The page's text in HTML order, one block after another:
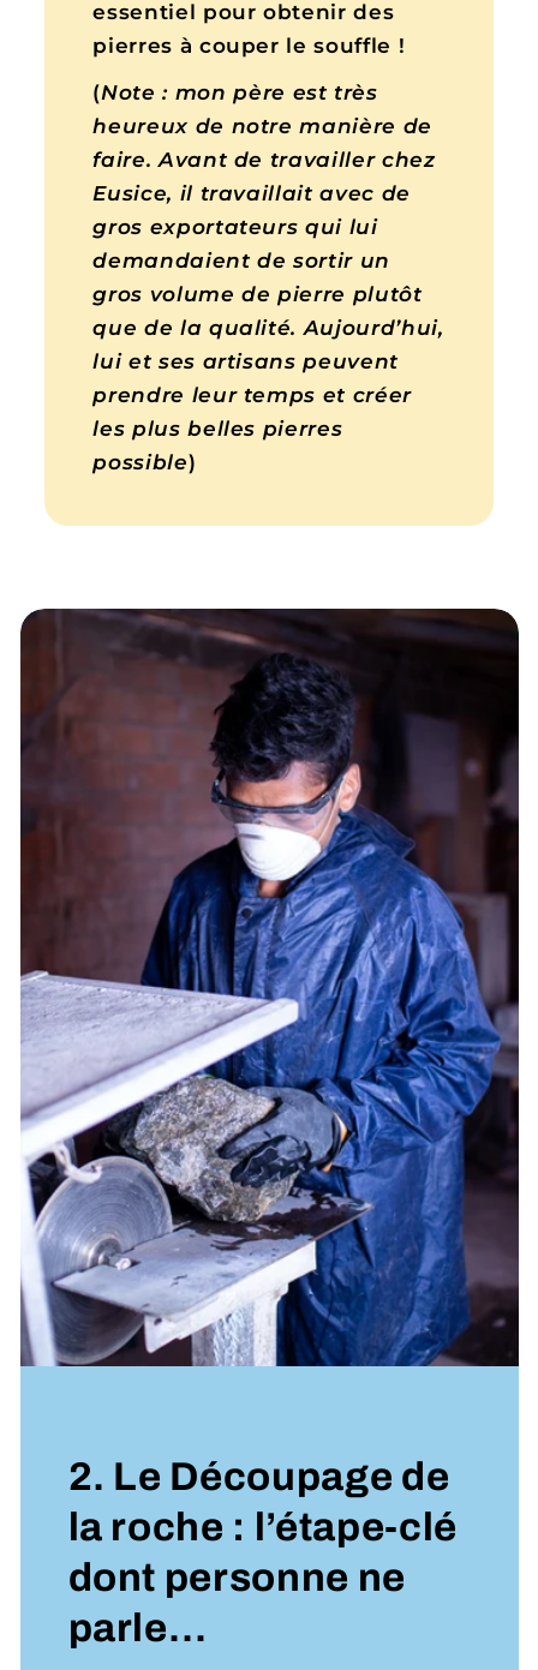
essentiel pour obtenir des
pierres à couper le souffle !
(Note : mon père est très
heureux de notre manière de
faire. Avant de travailler chez
Eusice, il travaillait avec de
gros exportateurs qui lui
demandaient de sortir un
gros volume de pierre plutôt
que de la qualité. Aujourd’hui,
lui et ses artisans peuvent
prendre leur temps et créer
les plus belles pierres
possible)
2. Le Découpage de
la roche : l’étape-clé
dont personne ne
parle…